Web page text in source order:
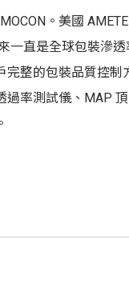
。美國
一直是全球包裝滲
整的包裝品質控制
率測試儀、MAP